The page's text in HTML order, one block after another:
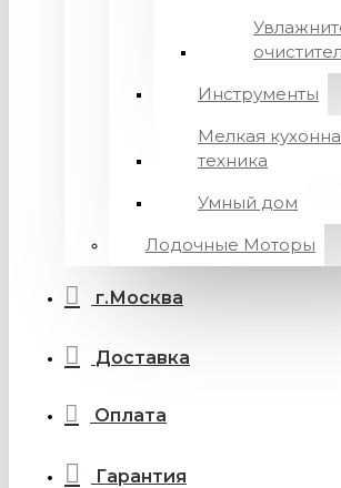
Инструменты
Мелкая
техника
Умный дом
Лодочные Моторы
г.Москва
Доставка
Оплата
Гарантия